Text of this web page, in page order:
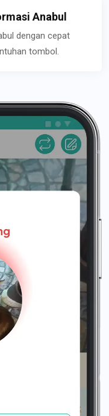
Anabul
dengan cepat
tombol.